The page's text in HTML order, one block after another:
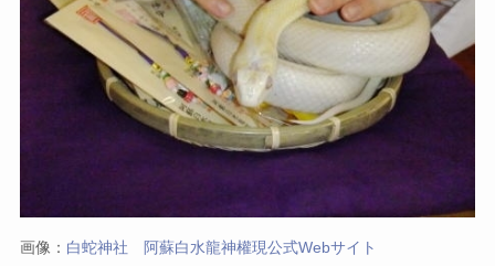
画像： 白蛇神社 阿蘇白水龍神權現公式Webサイト